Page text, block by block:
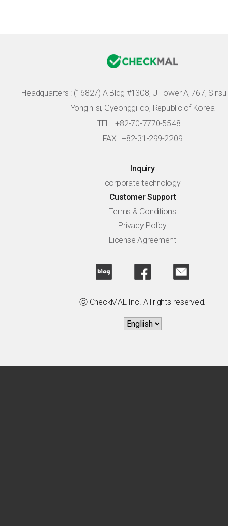
Headquarters : (16827) A Bldg #1308, U-Tower A, 767,
Yongin-si, Gyeonggi-do, Republic of Korea
TEL : +82-70-7770-5548
FAX : +82-31-299-2209
Inquiry
corporate technology
Customer Support
Terms & Conditions
Privacy Policy
License Agreement
ⓒ CheckMAL Inc. All rights reserved.